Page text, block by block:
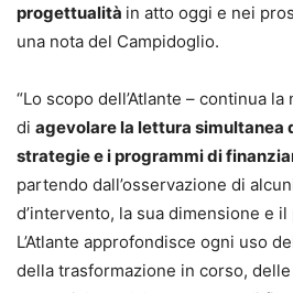
progettualità in atto oggi e nei
una nota del Campidoglio.
“Lo scopo dell’Atlante – continua la
di agevolare la lettura simultanea
strategie e i programmi di
partendo dall’osservazione di
d’intervento, la sua dimensione e
L’Atlante approfondisce ogni uso
della trasformazione in corso,